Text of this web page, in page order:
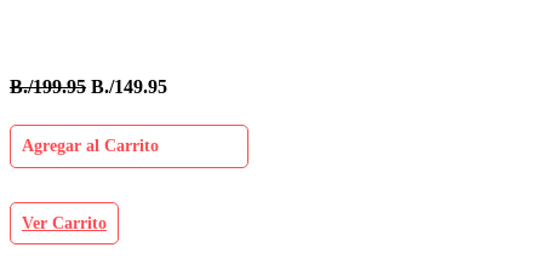
B./199.95 B./149.95
Agregar al Carrito
Ver Carrito